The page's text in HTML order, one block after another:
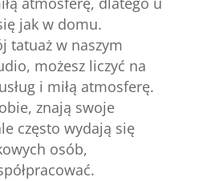
jak w domu.
tatuaż w naszym
możesz liczyć na
i miłą atmosferę.
znają swoje
często wydają się
osób,